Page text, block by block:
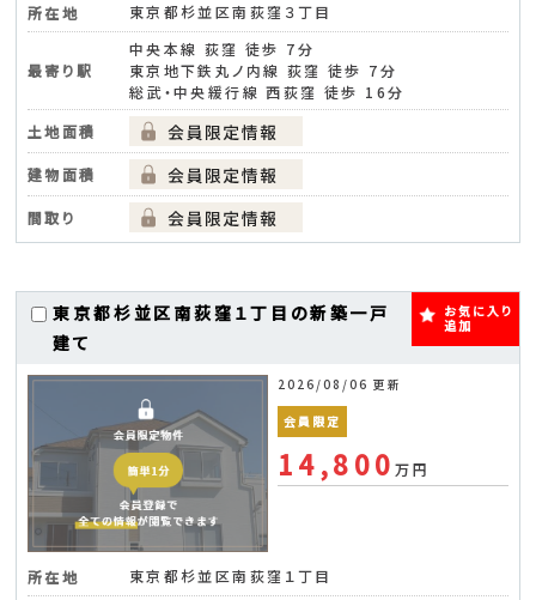
所在地 東京都杉並区南荻窪３丁目
最寄り駅
中央本線 荻窪 徒歩 7分
東京地下鉄丸ノ内線 荻窪 徒歩 7分
総武・中央緩行線 西荻窪 徒歩 16分
土地面積
建物面積
間取り
東京都杉並区南荻窪１丁目の新築一戸
建て
お気に入り
追加
2026/08/06 更新
会員限定
14,800万円
所在地 東京都杉並区南荻窪１丁目